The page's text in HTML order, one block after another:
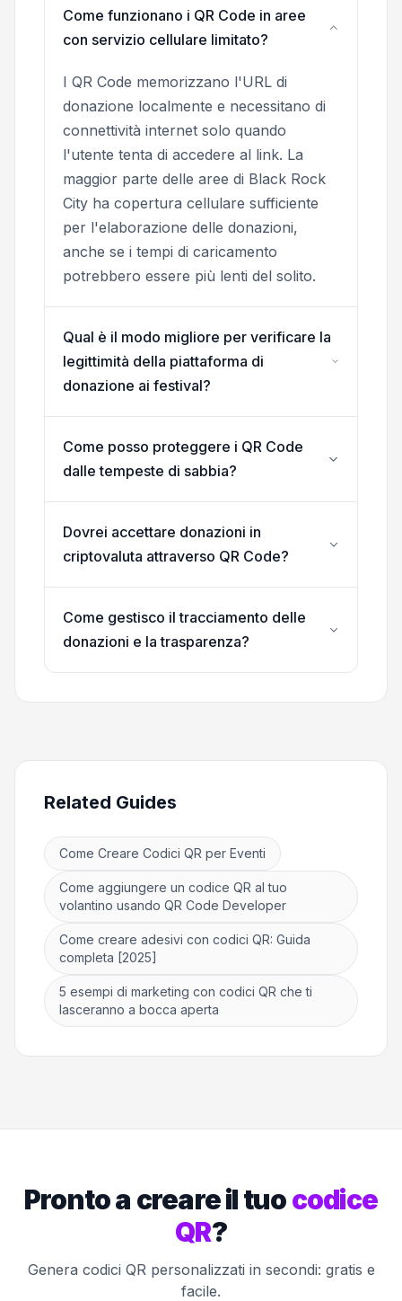
Come funzionano i QR Code in aree
con servizio cellulare limitato?
I QR Code memorizzano l'URL di
donazione localmente e necessitano di
connettività internet solo quando
l'utente tenta di accedere al link. La
maggior parte delle aree di Black Rock
City ha copertura cellulare sufficiente
per l'elaborazione delle donazioni,
anche se i tempi di caricamento
potrebbero essere più lenti del solito.
Qual è il modo migliore per verificare la
legittimità della piattaforma di
donazione ai festival?
Come posso proteggere i QR Code
dalle tempeste di sabbia?
Dovrei accettare donazioni in
criptovaluta attraverso QR Code?
Come gestisco il tracciamento delle
donazioni e la trasparenza?
Related Guides
Come Creare Codici QR per Eventi
Come aggiungere un codice QR al tuo
volantino usando QR Code Developer
Come creare adesivi con codici QR: Guida
completa [2025]
5 esempi di marketing con codici QR che ti
lasceranno a bocca aperta
Pronto a creare il tuocodice
QR?
Genera codici QR personalizzati in secondi: gratis e
facile.